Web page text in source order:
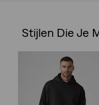
deStijlen Die Je